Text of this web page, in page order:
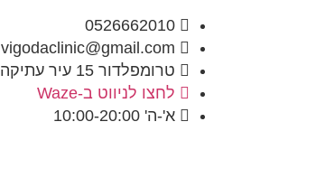
0526662010
vigodaclinic@gmail.com
טרומפלדור 15 עיר עתיקה באר שבע
לחצו לניווט ב-Waze
א'-ה' 10:00-20:00